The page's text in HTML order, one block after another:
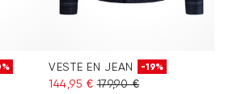
VESTE EN JEAN -19%
144,95 € 179,90 €